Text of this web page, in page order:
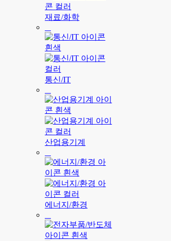
재료/화학
통신/IT
산업용기계
에너지/환경